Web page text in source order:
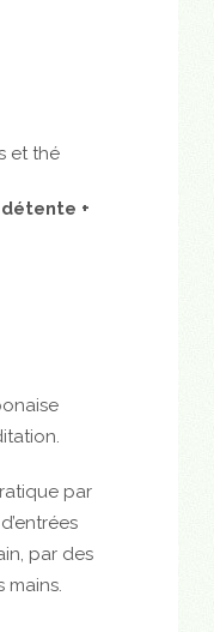
et thé
+
par
par des
mains.